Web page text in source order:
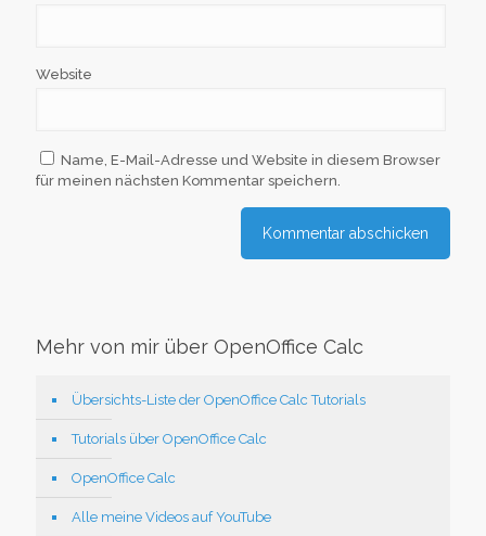
Website
Name, E-Mail-Adresse und Website in diesem Browser
für meinen nächsten Kommentar speichern.
Mehr von mir über OpenOffice Calc
Übersichts-Liste der OpenOffice Calc Tutorials
Tutorials über OpenOffice Calc
OpenOffice Calc
Alle meine Videos auf YouTube